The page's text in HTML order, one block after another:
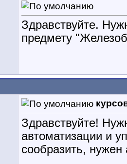
Здравствуйте.
предмету
Здравствуйте!
автоматизации и
сообразить, нужен